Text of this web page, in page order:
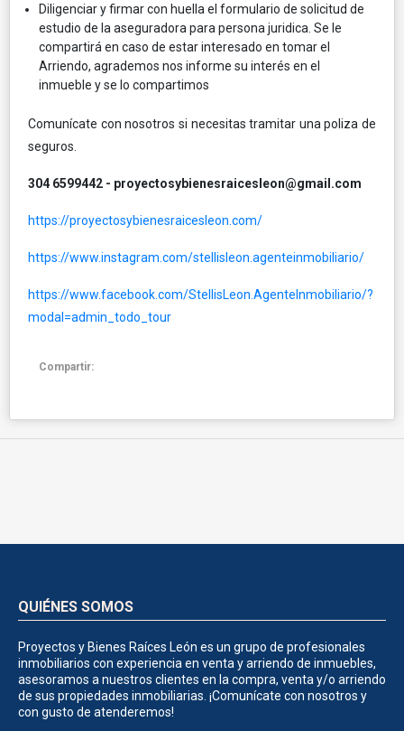
Diligenciar y firmar con huella el formulario de solicitud de
estudio de la aseguradora para persona juridica. Se le
compartirá en caso de estar interesado en tomar el
Arriendo, agrademos nos informe su interés en el
inmueble y se lo compartimos
Comunícate con nosotros si necesitas tramitar una poliza de
seguros.
304 6599442 - proyectosybienesraicesleon@gmail.com
https://proyectosybienesraicesleon.com/
https://www.instagram.com/stellisleon.agenteinmobiliario/
https://www.facebook.com/StellisLeon.AgenteInmobiliario/?
modal=admin_todo_tour
Compartir:
QUIÉNES SOMOS
Proyectos y Bienes Raíces León es un grupo de profesionales
inmobiliarios con experiencia en venta y arriendo de inmuebles,
asesoramos a nuestros clientes en la compra, venta y/o arriendo
de sus propiedades inmobiliarias. ¡Comunícate con nosotros y
con gusto de atenderemos!